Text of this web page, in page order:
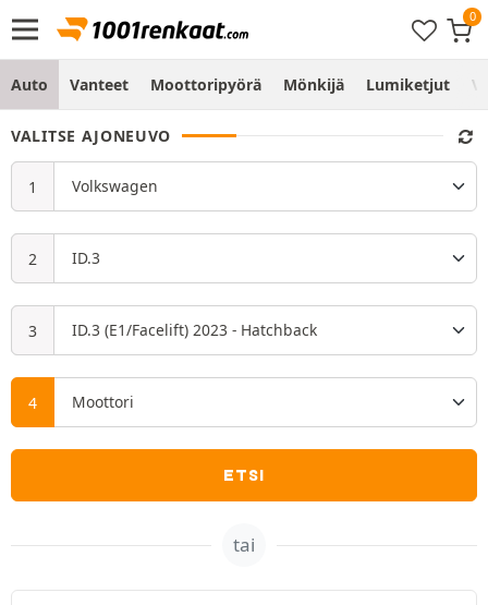
Auto Vanteet Moottoripyörä Mönkijä Lumiketjut
VALITSE AJONEUVO
ETSI
tai